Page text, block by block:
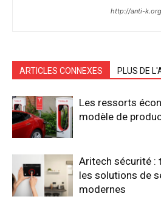
http://anti-k.org
ARTICLES CONNEXES PLUS DE
Les ressorts
modèle de
Aritech sécurité :
les solutions de
modernes